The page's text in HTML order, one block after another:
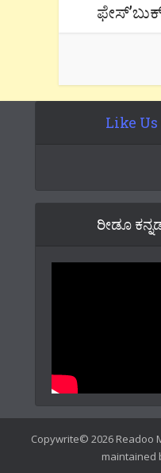
Like Us
ರೀಡೂ
Copywrite© 2026 Readoo
maintained